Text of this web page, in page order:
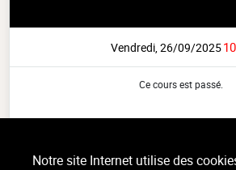
Vendredi, 26/09/2025
Ce cours est passé.
Cardio, Tout niveau, intérieur
Notre site Internet utilise des